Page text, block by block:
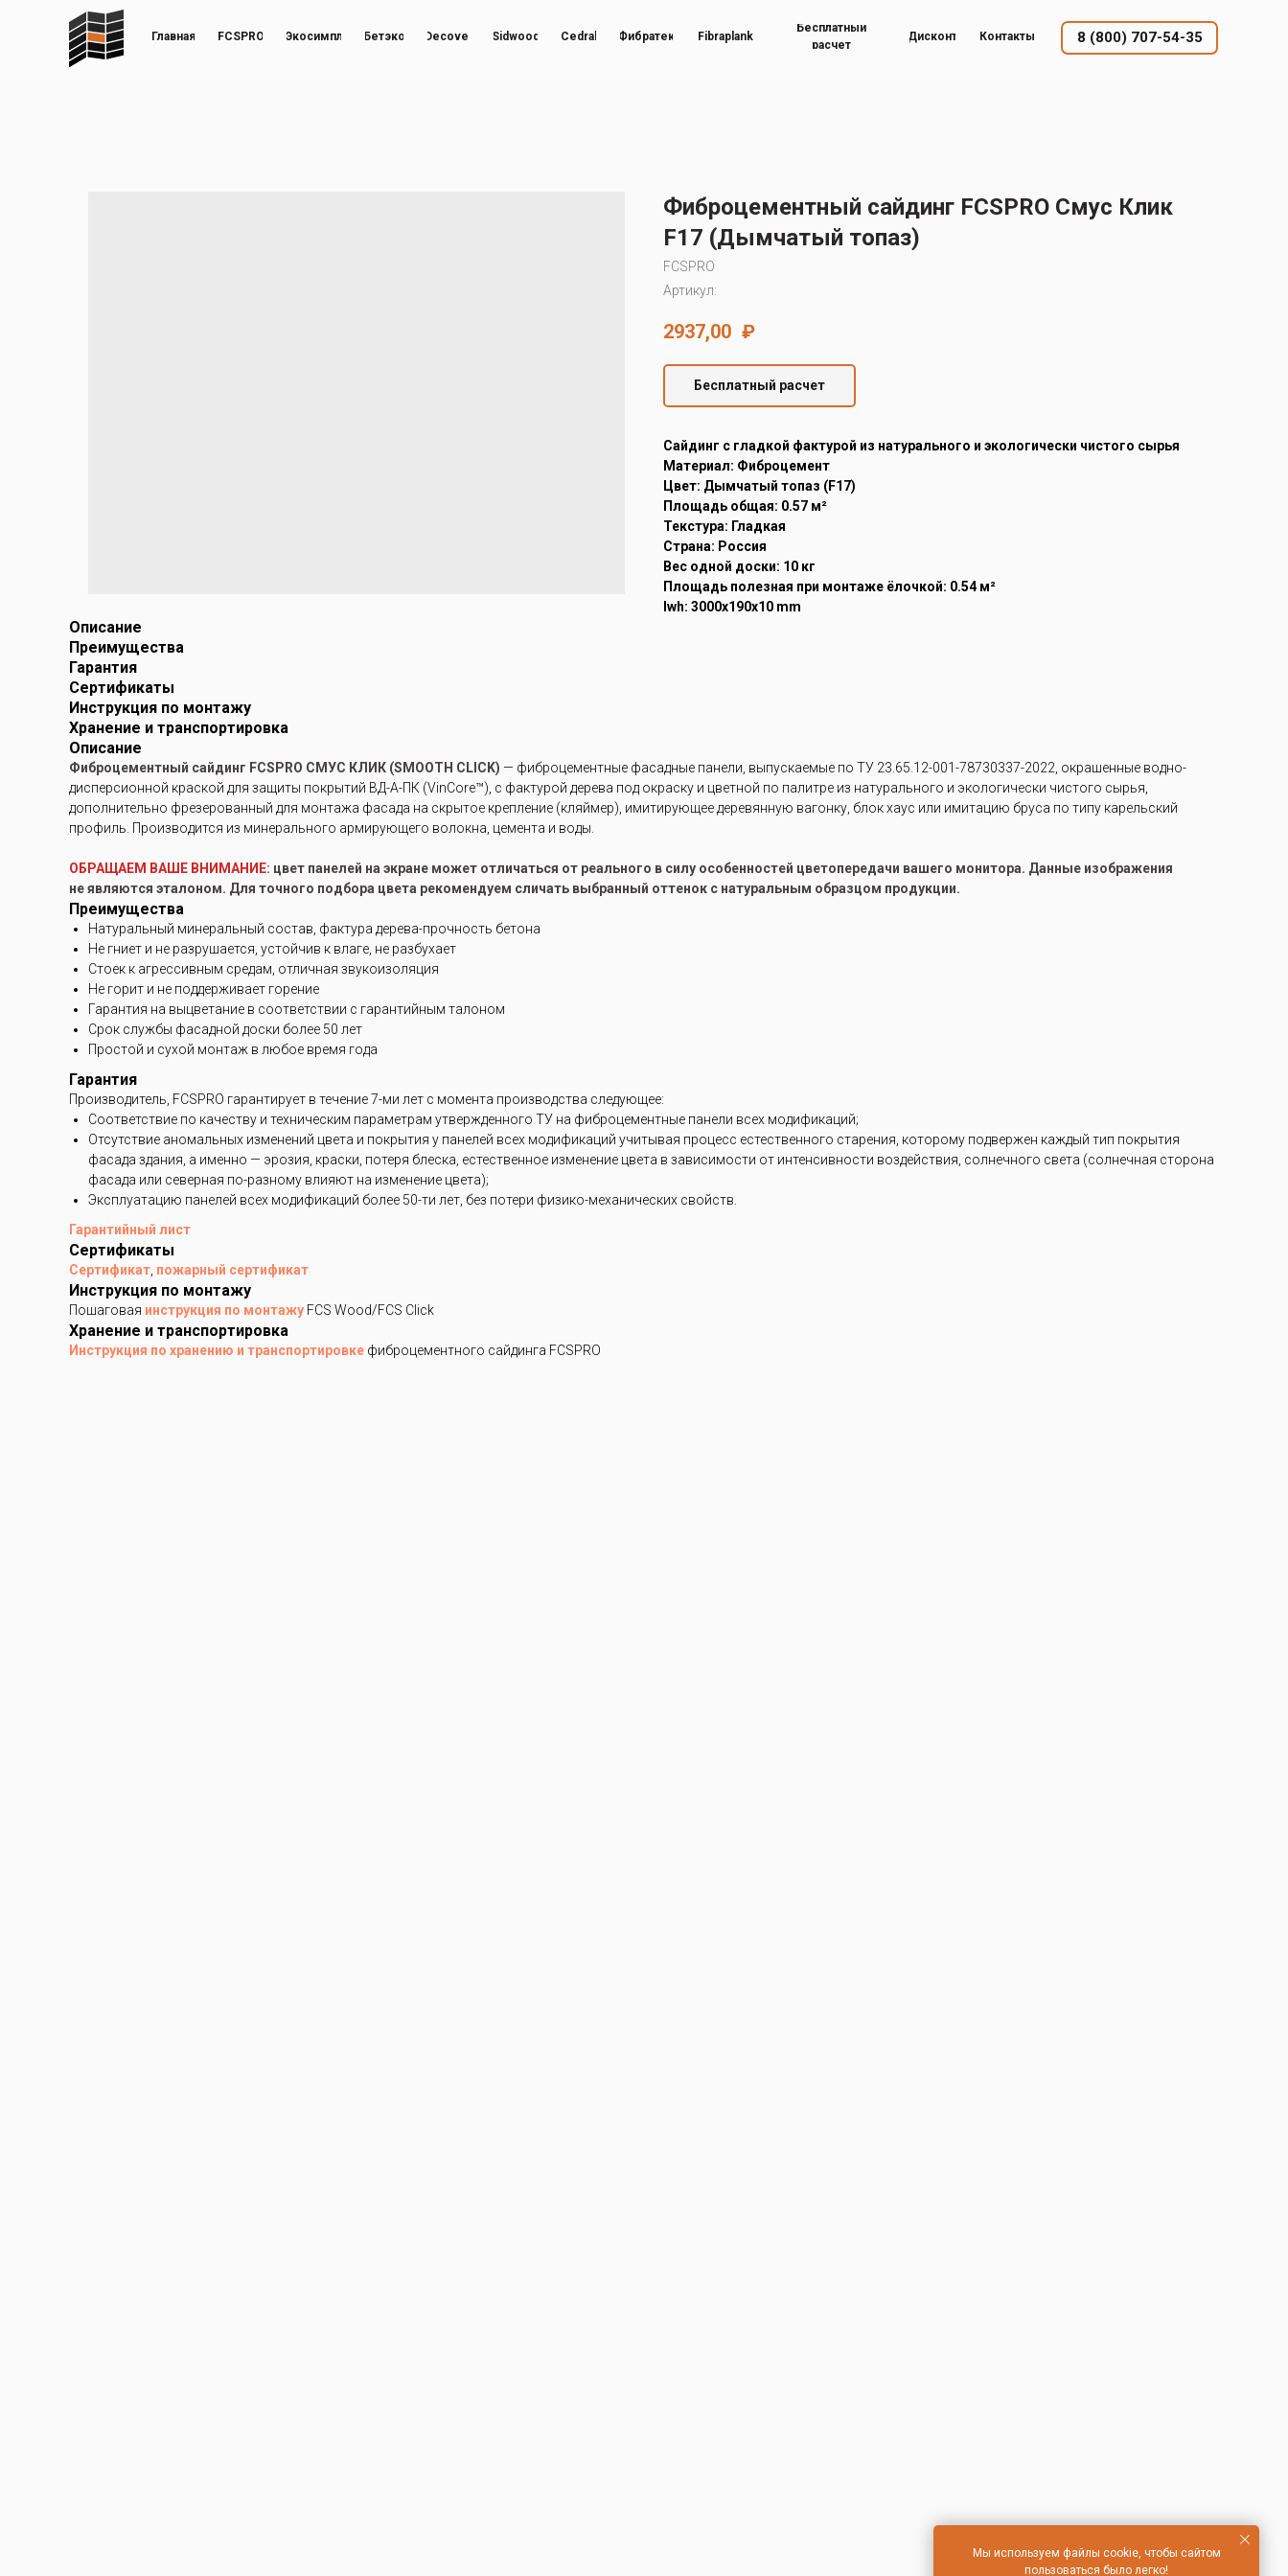
8 (800) 707-54-35
Главная FCSPRO Бетэко Decover Sidwood Cedral Фибратек
Бесплатный
расчет
Контакты
Дисконт
Экосимпл Fibraplank
Фиброцементный сайдинг FCSPRO Смус Клик
F17 (Дымчатый топаз)
FCSPRO
Артикул:
2937,00 ₽
Бесплатный расчет
Cайдинг с гладкой фактурой из натурального и экологически чистого сырья
Материал: Фиброцемент
Цвет: Дымчатый топаз (F17)
Площадь общая: 0.57 м²
Текстура: Гладкая
Страна: Россия
Вес одной доски: 10 кг
Площадь полезная при монтаже ёлочкой: 0.54 м²
lwh: 3000x190x10 mm
Описание
Преимущества
Гарантия
Сертификаты
Инструкция по монтажу
Хранение и транспортировка
Описание
Фиброцементный сайдинг FCSPRO СМУС КЛИК (SMOOTH CLICK) — фиброцементные фасадные панели, выпускаемые по ТУ 23.65.12-001-78730337-2022, окрашенные водно-
дисперсионной краской для защиты покрытий ВД-А-ПК (VinCore™), с фактурой дерева под окраску и цветной по палитре из натурального и экологически чистого сырья,
дополнительно фрезерованный для монтажа фасада на скрытое крепление (кляймер), имитирующее деревянную вагонку, блок хаус или имитацию бруса по типу карельский
профиль. Производится из минерального армирующего волокна, цемента и воды.
ОБРАЩАЕМ ВАШЕ ВНИМАНИЕ: цвет панелей на экране может отличаться от реального в силу особенностей цветопередачи вашего монитора. Данные изображения
не являются эталоном. Для точного подбора цвета рекомендуем сличать выбранный оттенок с натуральным образцом продукции.
Преимущества
Натуральный минеральный состав, фактура дерева-прочность бетона
Не гниет и не разрушается, устойчив к влаге, не разбухает
Стоек к агрессивным средам, отличная звукоизоляция
Не горит и не поддерживает горение
Гарантия на выцветание в соответствии с гарантийным талоном
Срок службы фасадной доски более 50 лет
Простой и сухой монтаж в любое время года
Гарантия
Производитель, FCSPRO гарантирует в течение 7-ми лет с момента производства следующее:
Соответствие по качеству и техническим параметрам утвержденного ТУ на фиброцементные панели всех модификаций;
Отсутствие аномальных изменений цвета и покрытия у панелей всех модификаций учитывая процесс естественного старения, которому подвержен каждый тип покрытия
фасада здания, а именно — эрозия, краски, потеря блеска, естественное изменение цвета в зависимости от интенсивности воздействия, солнечного света (солнечная сторона
фасада или северная по-разному влияют на изменение цвета);
Эксплуатацию панелей всех модификаций более 50-ти лет, без потери физико-механических свойств.
Гарантийный лист
Сертификаты
Сертификат, пожарный сертификат
Инструкция по монтажу
Пошаговая инструкция по монтажу FCS Wood/FCS Click
Хранение и транспортировка
Инструкция по хранению и транспортировке фиброцементного сайдинга FCSPRO
Мы используем файлы cookie, чтобы сайтом
пользоваться было легко!